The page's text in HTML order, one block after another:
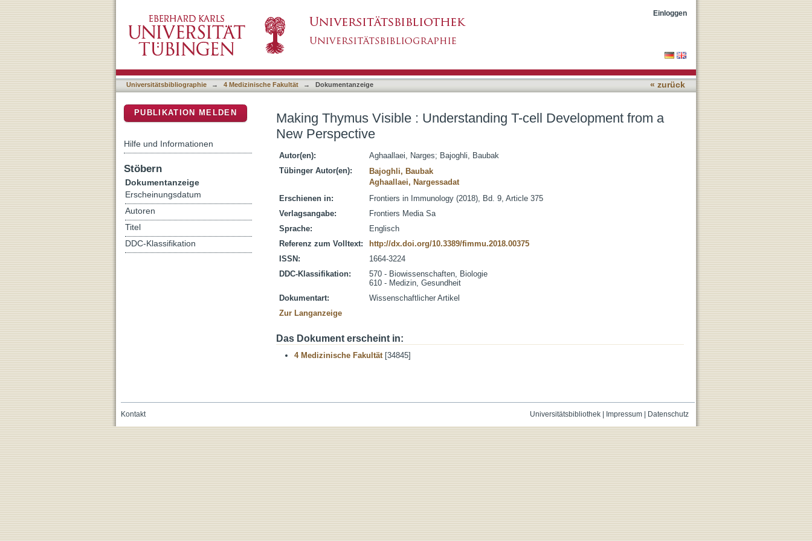
Einloggen
Universitätsbibliographie → 4 Medizinische Fakultät → Dokumentanzeige « zurück
Making Thymus Visible : Understanding T-cell Development from a
New Perspective
Autor(en): Aghaallaei, Narges; Bajoghli, Baubak
Tübinger Autor(en):
Bajoghli, Baubak
Aghaallaei, Nargessadat
Erschienen in:
Frontiers in Immunology (2018), Bd. 9, Article 375
Verlagsangabe:
Frontiers Media Sa
Sprache:
Englisch
Referenz zum Volltext:
http://dx.doi.org/10.3389/fimmu.2018.00375
ISSN:
1664-3224
DDC-Klassifikation:
570 - Biowissenschaften, Biologie
610 - Medizin, Gesundheit
Dokumentart:
Wissenschaftlicher Artikel
Zur Langanzeige
Das Dokument erscheint in:
4 Medizinische Fakultät[34845]
PUBLIKATION MELDEN
Hilfe und Informationen
Stöbern
Dokumentanzeige
Erscheinungsdatum
Autoren
Titel
DDC-Klassifikation
Universitätsbibliothek| Impressum| Datenschutz
Kontakt